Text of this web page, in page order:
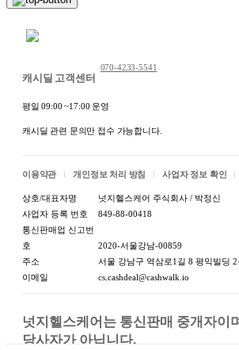
본 제품을 구매하시면 원활한 배송을 위해 꼭 필요
(성함, 주소, 전화번호 등) 택배사 및 제 3업체에서
는 것으로 간주됩니다.
개인정보는 배송 외의 용도로는 절대 사용되지 않으
다. 안전하게 배송해 드리겠습니
캐시딜 고객센터
070-4233-5541
평일 09:00 ~17:00 운영
캐시딜 관련 문의만 접수 가능합니다.
이용약관 개인정보 처리 방침 사업자 정보 확인
상호/대표자명
넛지헬스케어 주식회사 / 박정신
사업자 등록 번호
849-88-00418
통신판매업 신고번
호
2020-서울강남-00859
주소
서울 강남구 역삼로1길 8 평익빌딩
이메일
cs.cashdeal@cashwalk.io
넛지헬스케어는 통신판매 중개자이
당사자가 아닙니다.